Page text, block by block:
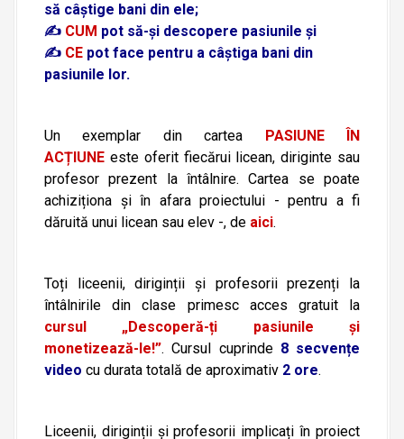
să câștige bani din ele;
✍️ CUM pot să-și descopere pasiunile și
✍️ CE pot face pentru a câștiga bani din
pasiunile lor.
Un exemplar din cartea
PASIUNE ÎN
ACȚIUNE este oferit fiecărui licean, diriginte sau
profesor prezent la întâlnire. Cartea se poate
achiziționa și în afara proiectului - pentru a fi
dăruită unui licean sau elev -, de aici.
Toți liceenii, diriginții și profesorii prezenți la
întâlnirile din clase primesc acces gratuit la
cursul „Descoperă-ți pasiunile și
monetizează-le!”. Cursul cuprinde 8 secvențe
video cu durata totală de aproximativ 2 ore.
Liceenii, diriginții și profesorii implicați în proiect